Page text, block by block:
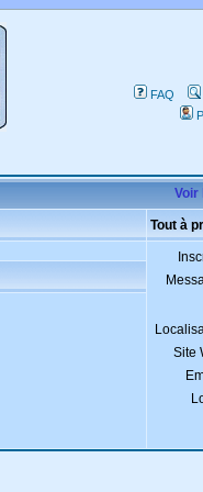
FAQ
Voir
Tout à
Site